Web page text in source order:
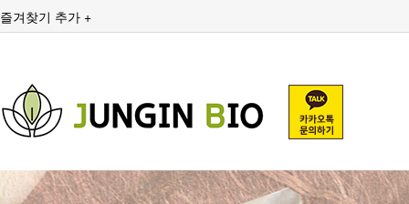
즐겨찾기 추가 +